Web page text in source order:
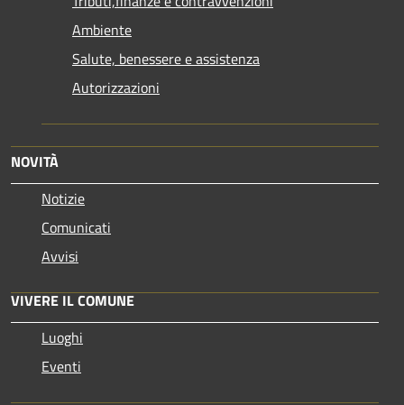
Ambiente
Salute, benessere e assistenza
Autorizzazioni
NOVITÀ
Notizie
Comunicati
Avvisi
VIVERE IL COMUNE
Luoghi
Eventi